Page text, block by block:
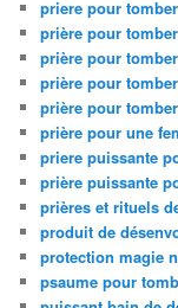
priere pour
prière pour
prière pour
prière pour
prière pour
prière pour une
priere puissante
prière puissante
prières et rituels
produit de
protection magie
psaume pour